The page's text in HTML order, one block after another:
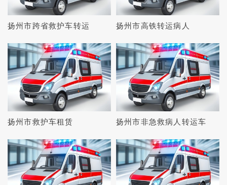
扬州市跨省救护车转运 扬州市高铁转运病人
扬州市救护车租赁 扬州市非急救病人转运车